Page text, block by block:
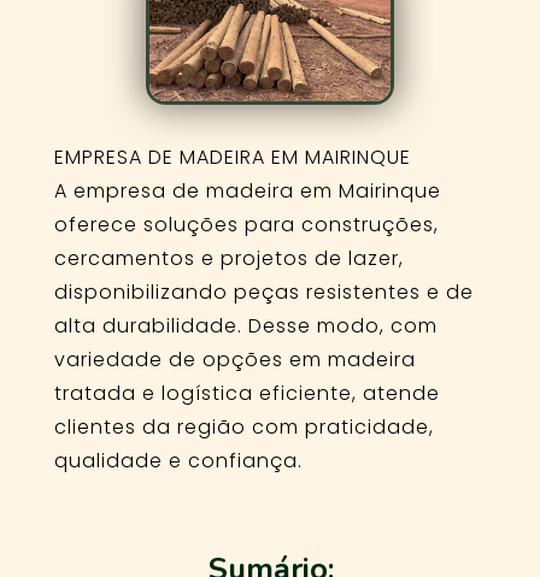
EMPRESA DE MADEIRA EM MAIRINQUE
A empresa de madeira em Mairinque
oferece soluções para construções,
cercamentos e projetos de lazer,
disponibilizando peças resistentes e de
alta durabilidade. Desse modo, com
variedade de opções em madeira
tratada e logística eficiente, atende
clientes da região com praticidade,
qualidade e confiança.